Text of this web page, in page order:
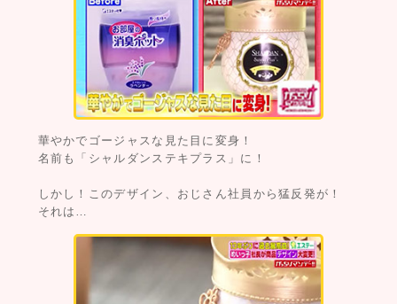
華やかでゴージャスな見た目に変身！
名前も「シャルダンステキプラス」に！
しかし！このデザイン、おじさん社員から猛反発が！
それは…